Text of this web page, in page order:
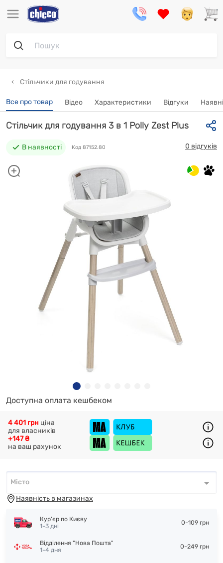
Стільчики для годування
Все про товар Відео Характеристики Відгуки
Стільчик для годування 3 в 1 Polly Zest Plus
В наявності Код 87152.80 0 відгуків
Доступна оплата кешбеком
+147 ₴
на ваш рахунок
4 401 грн ціна
для власників
Місто*
Місто
Наявність в магазинах
Кур'єр по Києву
1-3 дні
0-109 грн
Відділення "Нова Пошта"
1-4 дня
0-249 грн